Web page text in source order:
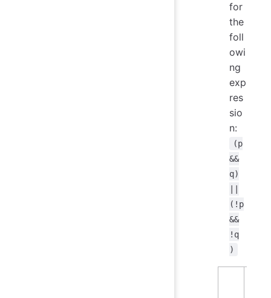
for
the
foll
owi
ng
exp
res
sio
n:
(p
&&
q)
(!p
&&
!q
)